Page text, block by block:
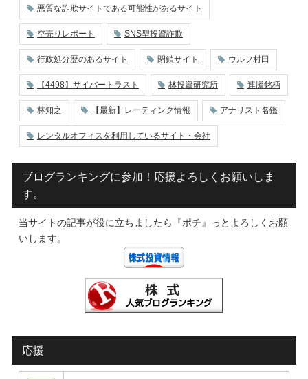
悪質な詐欺サイトである可能性があるサイト
空売りレポート SNS型投資詐欺
行政処分歴のあるサイト 閉鎖サイト ウルフ村田
【4498】サイバートラスト 林投資研究所 連騰銘柄
林知之 【最新】レーティング情報 アナリスト名鑑
レンタルオフィスを利用しているサイト・会社
ブログランキングに参加！応援よろしくお願いしま
す。
当サイトの記事が役に立ちましたら『ポチ』っとよろしくお願
いします。
応援